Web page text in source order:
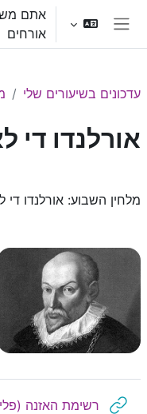
דילוג לתוכן הראשי
חלון סקירה צדדי
אתם
אורחים
עדכונים בשיעורים שלי
אורלנדו די
תקציר
מלחין השבוע: אורלנדו די
רשימת האזנה